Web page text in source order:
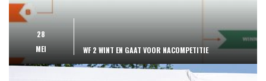
28
MEI
WF 2 WINT EN GAAT VOOR NACOMPETITIE